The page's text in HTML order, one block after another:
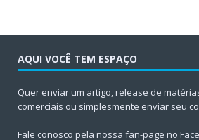
AQUI VOCÊ TEM ESPAÇO
Quer enviar um artigo, release de
comerciais ou simplesmente enviar seu
Fale conosco pela nossa fan-page no